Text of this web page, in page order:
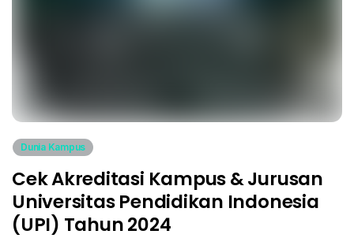
Dunia Kampus
Cek Akreditasi Kampus & Jurusan
Universitas Pendidikan Indonesia
(UPI) Tahun 2024